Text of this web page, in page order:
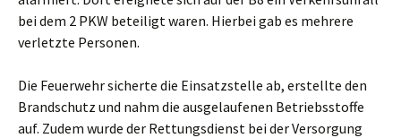
bei dem 2 PKW beteiligt waren. Hierbei gab es mehrere
verletzte Personen.
Die Feuerwehr sicherte die Einsatzstelle ab, erstellte den
Brandschutz und nahm die ausgelaufenen Betriebsstoffe
auf. Zudem wurde der Rettungsdienst bei der Versorgung